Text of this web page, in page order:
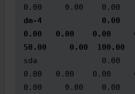
dm-4             0.00
0.00   0.00    0.00
50.00     0.00  100.00
sda              0.00
0.00   0.00    0.00